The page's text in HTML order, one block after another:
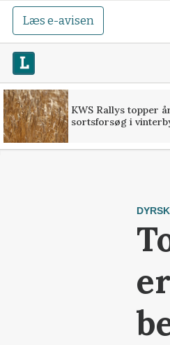
Læs e-avisen
KWS Rallys topper
sortsforsøg i